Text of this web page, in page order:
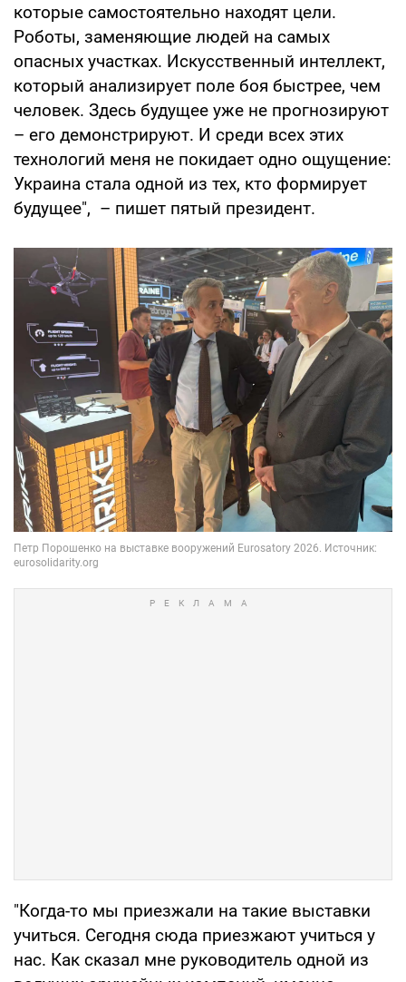
которые самостоятельно находят цели.
Роботы, заменяющие людей на самых
опасных участках. Искусственный интеллект,
который анализирует поле боя быстрее, чем
человек. Здесь будущее уже не прогнозируют
– его демонстрируют. И среди всех этих
технологий меня не покидает одно ощущение:
Украина стала одной из тех, кто формирует
будущее", – пишет пятый президент.
"Когда-то мы приезжали на такие выставки
учиться. Сегодня сюда приезжают учиться у
нас. Как сказал мне руководитель одной из